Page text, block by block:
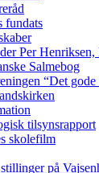
fundats
Per
Salmebog
“Det gode
tilsynsrapport
skolefilm
på